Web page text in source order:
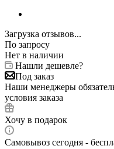
Загрузка отзывов...
По запросу
Нет в наличии
Нашли дешевле?
Под заказ
Наши менеджеры
условия заказа
Хочу в подарок
Самовывоз сегодня -